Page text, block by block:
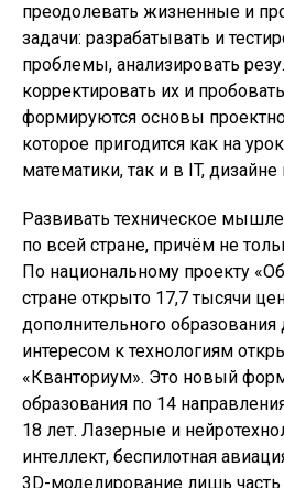
преодолевать жизненные и
задачи: разрабатывать и
проблемы, анализировать
корректировать их и
формируются основы
которое пригодится как на
математики, так и в IT, дизайне
Развивать техническое
по всей стране, причём не
По национальному проекту
стране открыто 17,7 тысячи
дополнительного образования
интересом к технологиям
«Кванториум». Это новый
образования по 14
18 лет. Лазерные и
интеллект, беспилотная
3D-моделирование лишь часть